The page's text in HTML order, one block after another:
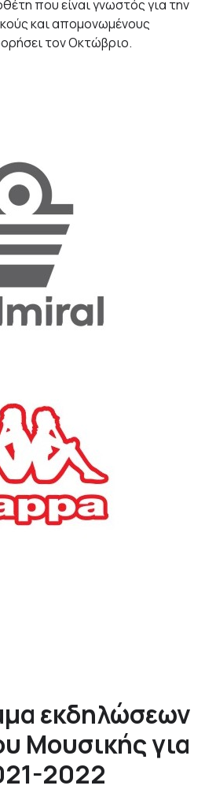
που είναι γνωστός για την
και απομονωμένους
τον Οκτώβριο.
εκδηλώσεων
Μουσικής για
2022